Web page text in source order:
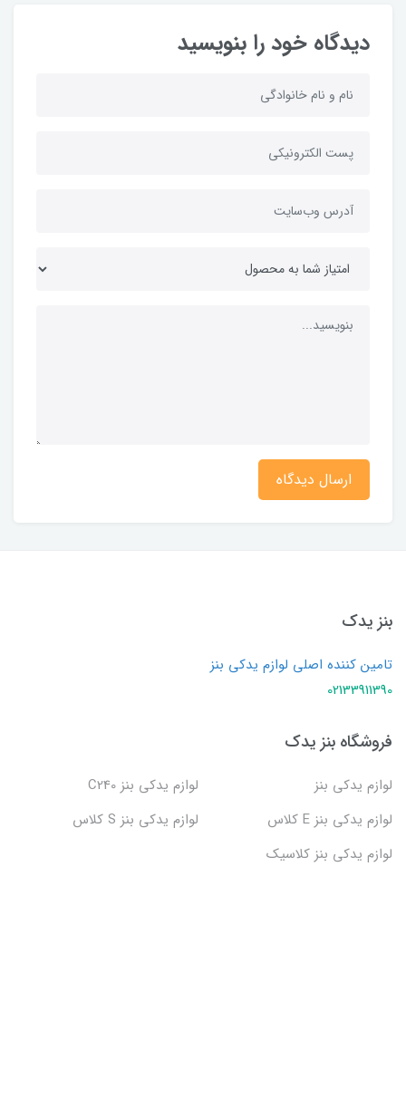
دیدگاه خود را بنویسید
ارسال دیدگاه
بنز یدک
تامین کننده اصلی لوازم یدکی بنز
02133911390
فروشگاه بنز یدک
لوازم یدکی بنز
لوازم یدکی بنز C240
لوازم یدکی بنز E کلاس
لوازم یدکی بنز S کلاس
لوازم یدکی بنز کلاسیک